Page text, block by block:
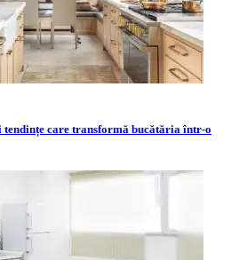
care transformă bucătăria într-o